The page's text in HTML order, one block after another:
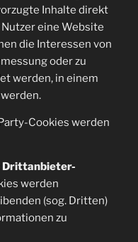
Inhalte direkt
eine Website
die Interessen von
oder zu
werden, in einem
Cookies werden
Drittanbieter-
werden
(sog. Dritten)
zu